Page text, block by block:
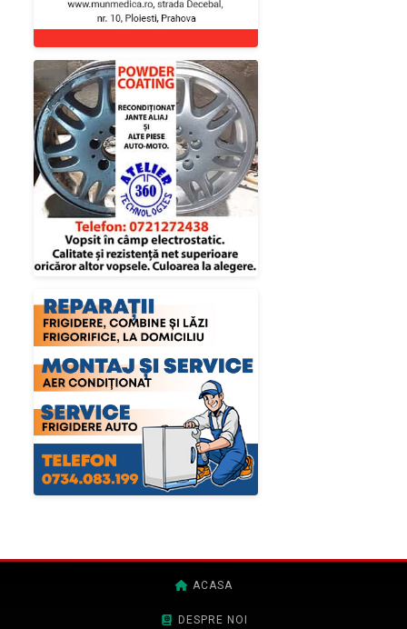
ACASA
DESPRE NOI